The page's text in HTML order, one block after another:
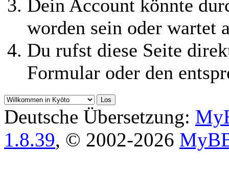
Dein Account könnte
worden sein oder wartet
Du rufst diese Seite
Formular oder den
Deutsche Übersetzung:
1.8.39, © 2002-2026